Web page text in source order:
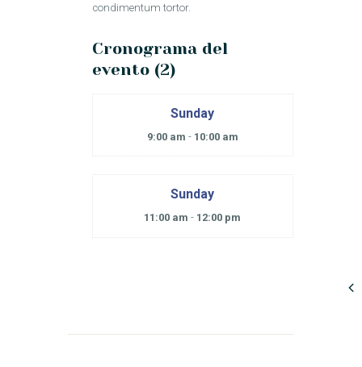
condimentum tortor.
Cronograma del
evento (2)
Sunday
9:00 am - 10:00 am
Sunday
11:00 am - 12:00 pm